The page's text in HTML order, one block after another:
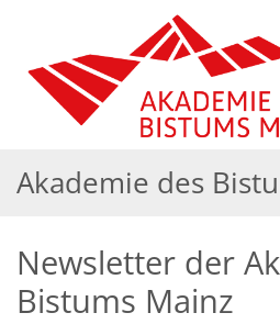
Zum Inhalt springen
Akademie des
Newsletter der
Bistums Mainz